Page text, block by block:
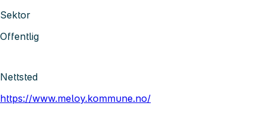
Sektor
Offentlig
Nettsted
https://www.meloy.kommune.no/